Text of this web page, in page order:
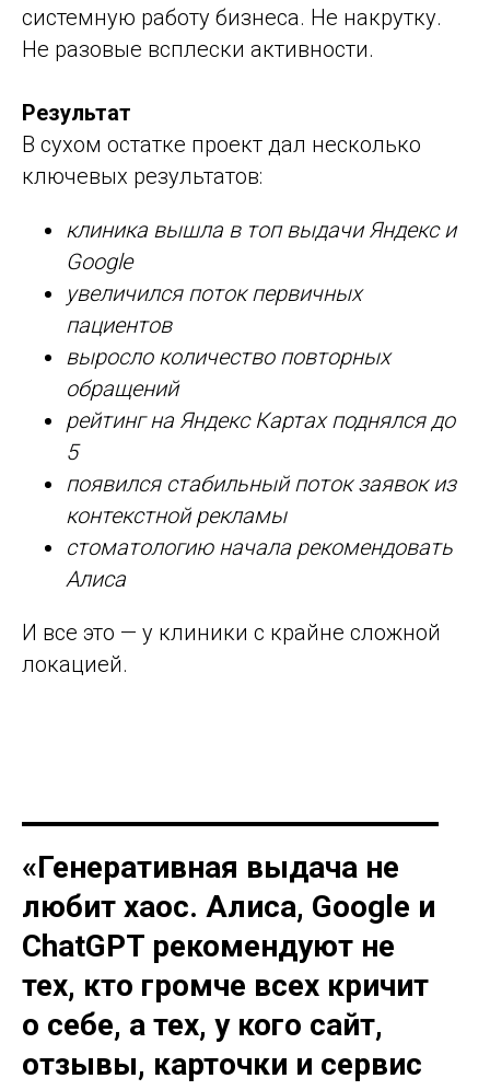
системную работу бизнеса. Не накрутку.
Не разовые всплески активности.
Результат
В сухом остатке проект дал несколько
ключевых результатов:
клиника вышла в топ выдачи Яндекс и
Google
увеличился поток первичных
пациентов
выросло количество повторных
обращений
рейтинг на Яндекс Картах поднялся до
5
появился стабильный поток заявок из
контекстной рекламы
стоматологию начала рекомендовать
Алиса
И все это — у клиники с крайне сложной
локацией.
«Генеративная выдача не
любит хаос. Алиса, Google и
ChatGPT рекомендуют не
тех, кто громче всех кричит
о себе, а тех, у кого сайт,
отзывы, карточки и сервис